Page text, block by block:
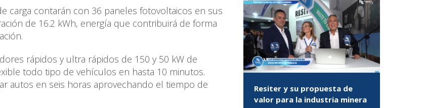
carga contarán con 36 paneles fotovoltaicos en sus
de 16.2 kWh, energía que contribuirá de forma
rápidos y ultra rápidos de 150 y 50 kW de
todo tipo de vehículos en hasta 10 minutos.
autos en seis horas aprovechando el tiempo de
Resiter y su propuesta de
valor para la industria minera